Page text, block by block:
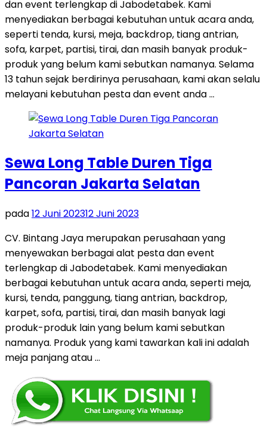
dan event terlengkap di Jabodetabek. Kami
menyediakan berbagai kebutuhan untuk acara anda,
seperti tenda, kursi, meja, backdrop, tiang antrian,
sofa, karpet, partisi, tirai, dan masih banyak produk-
produk yang belum kami sebutkan namanya. Selama
13 tahun sejak berdirinya perusahaan, kami akan selalu
melayani kebutuhan pesta dan event anda …
Sewa Long Table Duren Tiga
Pancoran Jakarta Selatan
pada12 Juni 202312 Juni 2023
CV. Bintang Jaya merupakan perusahaan yang
menyewakan berbagai alat pesta dan event
terlengkap di Jabodetabek. Kami menyediakan
berbagai kebutuhan untuk acara anda, seperti meja,
kursi, tenda, panggung, tiang antrian, backdrop,
karpet, sofa, partisi, tirai, dan masih banyak lagi
produk-produk lain yang belum kami sebutkan
namanya. Produk yang kami tawarkan kali ini adalah
meja panjang atau …